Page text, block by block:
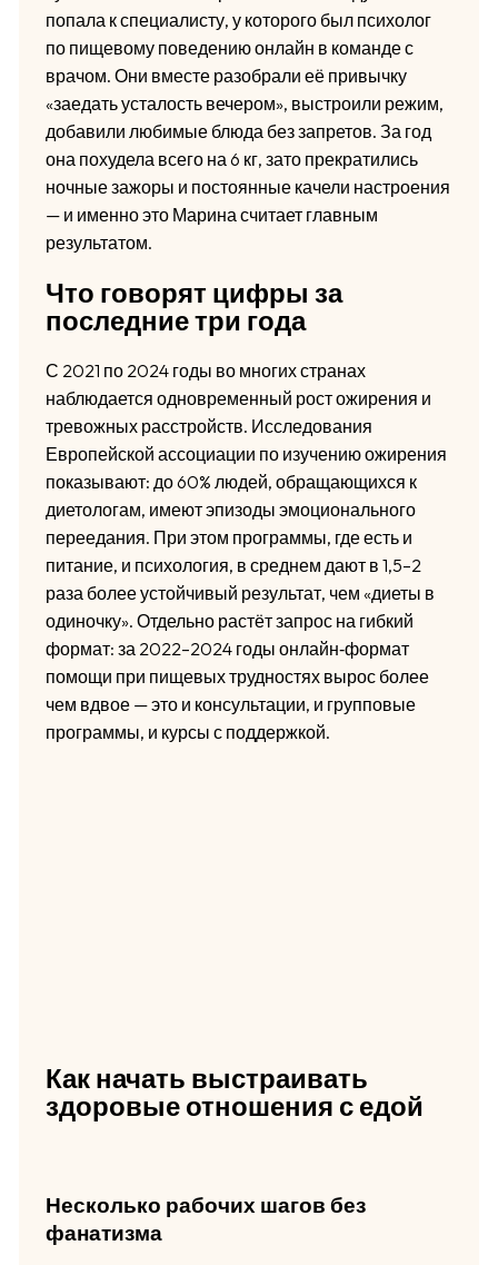
попала к специалисту, у которого был психолог
по пищевому поведению онлайн в команде с
врачом. Они вместе разобрали её привычку
«заедать усталость вечером», выстроили режим,
добавили любимые блюда без запретов. За год
она похудела всего на 6 кг, зато прекратились
ночные зажоры и постоянные качели настроения
— и именно это Марина считает главным
результатом.
Что говорят цифры за
последние три года
С 2021 по 2024 годы во многих странах
наблюдается одновременный рост ожирения и
тревожных расстройств. Исследования
Европейской ассоциации по изучению ожирения
показывают: до 60% людей, обращающихся к
диетологам, имеют эпизоды эмоционального
переедания. При этом программы, где есть и
питание, и психология, в среднем дают в 1,5–2
раза более устойчивый результат, чем «диеты в
одиночку». Отдельно растёт запрос на гибкий
формат: за 2022–2024 годы онлайн‑формат
помощи при пищевых трудностях вырос более
чем вдвое — это и консультации, и групповые
программы, и курсы с поддержкой.
Как начать выстраивать
здоровые отношения с едой
Несколько рабочих шагов без
фанатизма